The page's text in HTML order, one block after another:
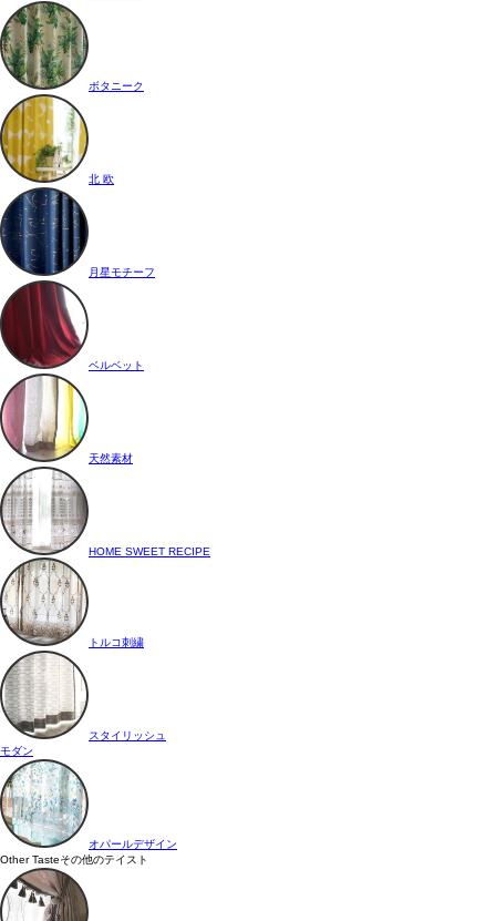
ボタニーク
北 欧
月星モチーフ
ベルベット
天然素材
HOME SWEET RECIPE
トルコ刺繍
スタイリッシュ
モダン
オパールデザイン
Other Tasteその他のテイスト